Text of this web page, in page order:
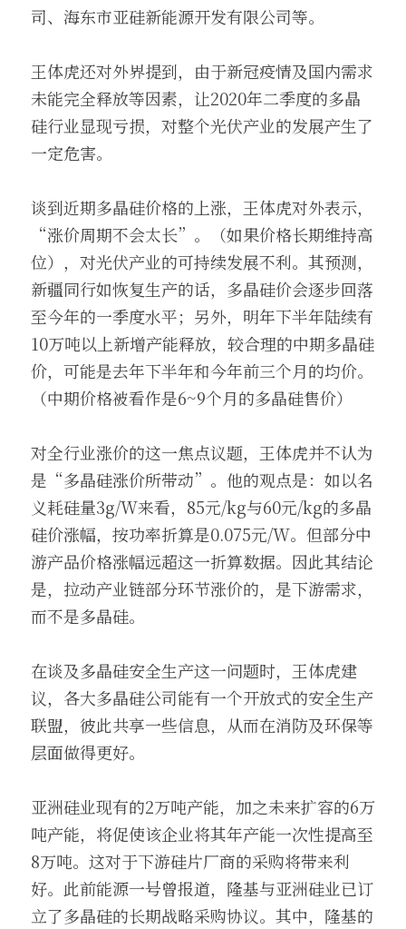
司、海东市亚硅新能源开发有限公司等。
王体虎还对外界提到，由于新冠疫情及国内需求
未能完全释放等因素，让2020年二季度的多晶
硅行业显现亏损，对整个光伏产业的发展产生了
一定危害。
谈到近期多晶硅价格的上涨，王体虎对外表示，
“涨价周期不会太长”。（如果价格长期维持高
位），对光伏产业的可持续发展不利。其预测，
新疆同行如恢复生产的话，多晶硅价会逐步回落
至今年的一季度水平；另外，明年下半年陆续有
10万吨以上新增产能释放，较合理的中期多晶硅
价，可能是去年下半年和今年前三个月的均价。
（中期价格被看作是6~9个月的多晶硅售价）
对全行业涨价的这一焦点议题，王体虎并不认为
是“多晶硅涨价所带动”。他的观点是：如以名
义耗硅量3g/W来看，85元/kg与60元/kg的多晶
硅价涨幅，按功率折算是0.075元/W。但部分中
游产品价格涨幅远超这一折算数据。因此其结论
是，拉动产业链部分环节涨价的，是下游需求，
而不是多晶硅。
在谈及多晶硅安全生产这一问题时，王体虎建
议，各大多晶硅公司能有一个开放式的安全生产
联盟，彼此共享一些信息，从而在消防及环保等
层面做得更好。
亚洲硅业现有的2万吨产能，加之未来扩容的6万
吨产能，将促使该企业将其年产能一次性提高至
8万吨。这对于下游硅片厂商的采购将带来利
好。此前能源一号曾报道，隆基与亚洲硅业已订
立了多晶硅的长期战略采购协议。其中，隆基的